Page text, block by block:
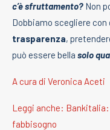
c’è sfruttamento? Non
Dobbiamo scegliere
trasparenza,
può essere bella solo
A cura di Veronica Aceti
Leggi anche:
fabbisogno